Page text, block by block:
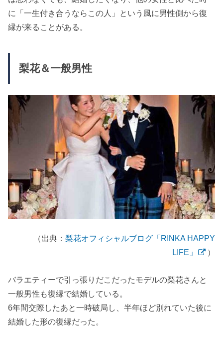
に「一生付き合うならこの人」という風に男性側から復
縁が来ることがある。
梨花＆一般男性
（出典： 梨花オフィシャルブログ「RINKA HAPPY
LIFE」
）
バラエティーで引っ張りだこだったモデルの梨花さんと
一般男性も復縁で結婚している。
6年間交際したあと一時破局し、半年ほど別れていた後に
結婚した形の復縁だった。